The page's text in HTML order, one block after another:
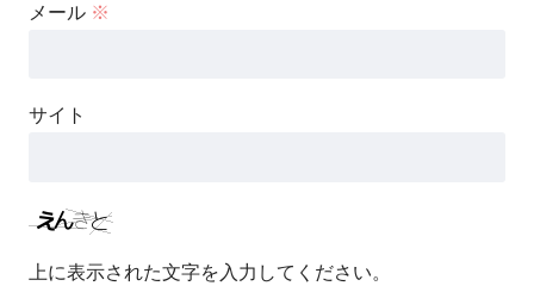
メール ※
サイト
上に表示された文字を入力してください。